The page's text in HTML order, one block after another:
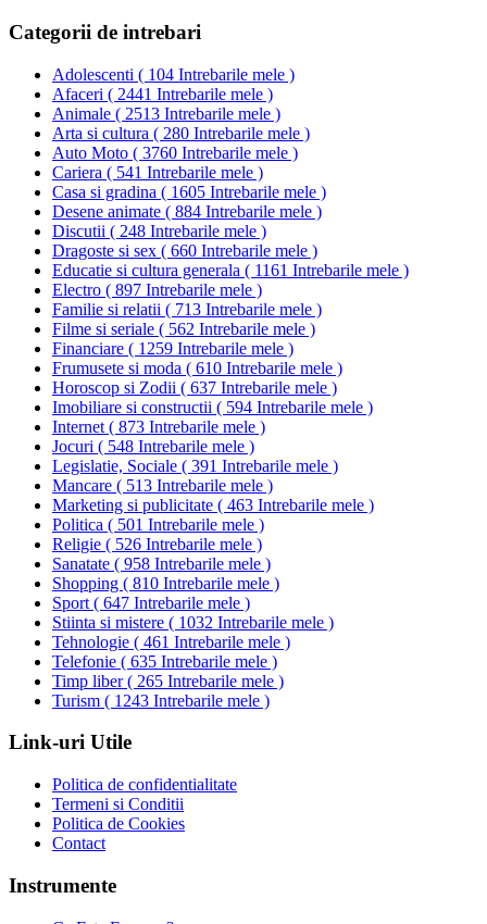
Categorii de intrebari
Adolescenti ( 104 Intrebarile mele )
Afaceri ( 2441 Intrebarile mele )
Animale ( 2513 Intrebarile mele )
Arta si cultura ( 280 Intrebarile mele )
Auto Moto ( 3760 Intrebarile mele )
Cariera ( 541 Intrebarile mele )
Casa si gradina ( 1605 Intrebarile mele )
Desene animate ( 884 Intrebarile mele )
Discutii ( 248 Intrebarile mele )
Dragoste si sex ( 660 Intrebarile mele )
Educatie si cultura generala ( 1161 Intrebarile mele )
Electro ( 897 Intrebarile mele )
Familie si relatii ( 713 Intrebarile mele )
Filme si seriale ( 562 Intrebarile mele )
Financiare ( 1259 Intrebarile mele )
Frumusete si moda ( 610 Intrebarile mele )
Horoscop si Zodii ( 637 Intrebarile mele )
Imobiliare si constructii ( 594 Intrebarile mele )
Internet ( 873 Intrebarile mele )
Jocuri ( 548 Intrebarile mele )
Legislatie, Sociale ( 391 Intrebarile mele )
Mancare ( 513 Intrebarile mele )
Marketing si publicitate ( 463 Intrebarile mele )
Politica ( 501 Intrebarile mele )
Religie ( 526 Intrebarile mele )
Sanatate ( 958 Intrebarile mele )
Shopping ( 810 Intrebarile mele )
Sport ( 647 Intrebarile mele )
Stiinta si mistere ( 1032 Intrebarile mele )
Tehnologie ( 461 Intrebarile mele )
Telefonie ( 635 Intrebarile mele )
Timp liber( 265 Intrebarile mele )
Turism ( 1243 Intrebarile mele )
Link-uri Utile
Politica de confidentialitate
Termeni si Conditii
Politica de Cookies
Contact
Instrumente